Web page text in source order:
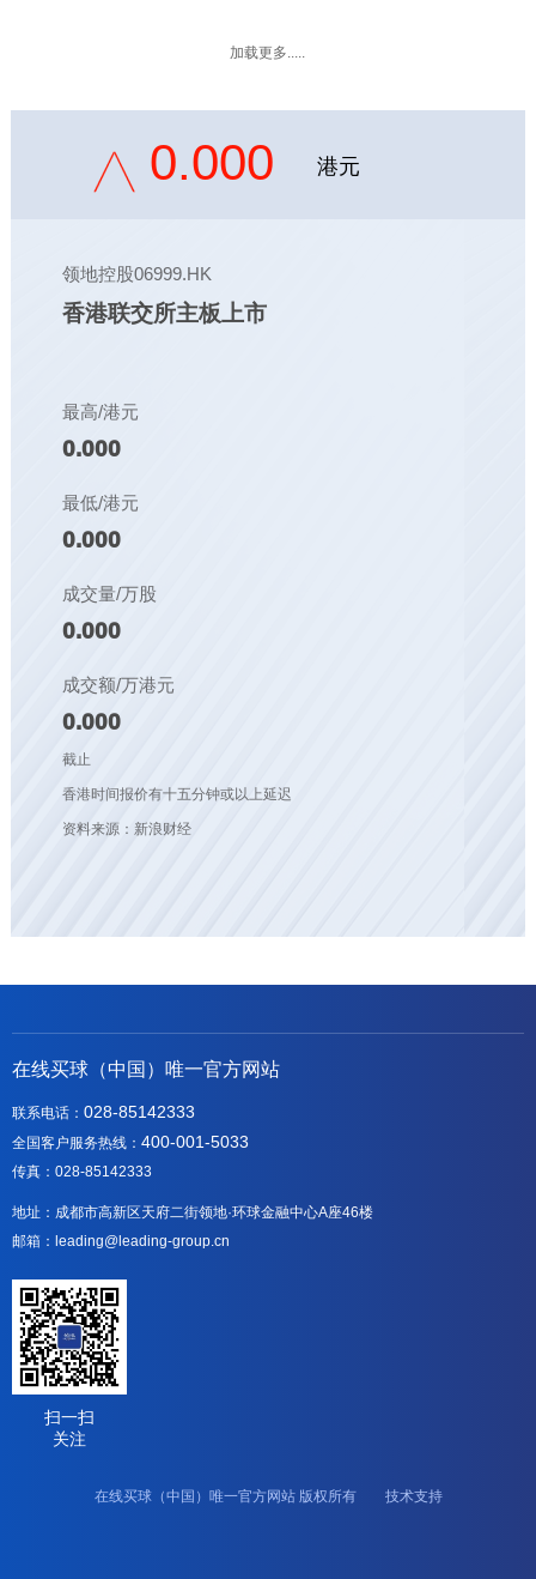
加载更多.....
0.000 港元
领地控股06999.HK
香港联交所主板上市
最高/港元
0.000
最低/港元
0.000
成交量/万股
0.000
成交额/万港元
0.000
截止
香港时间报价有十五分钟或以上延迟
资料来源：新浪财经
在线买球（中国）唯一官方网站
联系电话： 028-85142333
全国客户服务热线： 400-001-5033
传真：028-85142333
地址：成都市高新区天府二街领地·环球金融中心A座46楼
邮箱：leading@leading-group.cn
扫一扫
关注
在线买球（中国）唯一官方网站 版权所有 技术支持